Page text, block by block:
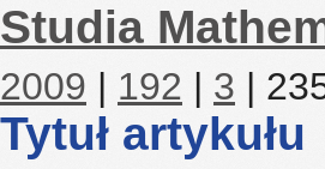
Studia
2009 | 192 | 3 |
Tytuł artykułu